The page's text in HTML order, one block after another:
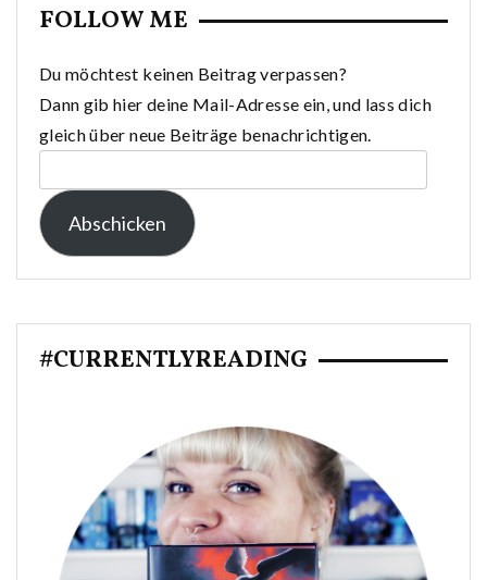
FOLLOW ME
Du möchtest keinen Beitrag verpassen?
Dann gib hier deine Mail-Adresse ein, und lass dich
gleich über neue Beiträge benachrichtigen.
Mail-
Adresse:
Abschicken
#CURRENTLYREADING